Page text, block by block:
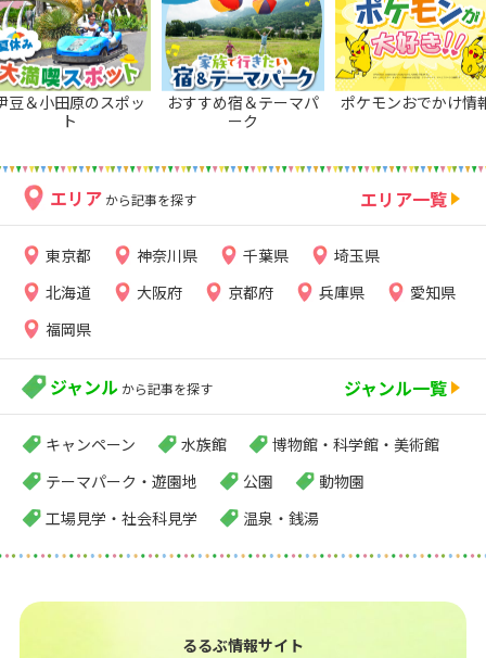
豆＆小田原のスポッ
ト
おすすめ宿＆テーマパ
ーク
ポケモンおでかけ情
エリア から記事を探す エリア一覧
東京都 神奈川県 千葉県
埼玉県
北海道
大阪府 京都府 兵庫県
愛知県
福岡県
ジャンル から記事を探す ジャンル一覧
キャンペーン 水族館
博物館・科学館・美術館
テーマパーク・遊園地
公園
動物園
工場見学・社会科見学
温泉・銭湯
るるぶ情報サイト